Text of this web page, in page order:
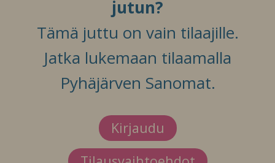
jutun?
Tämä juttu on vain tilaajille.
Jatka lukemaan tilaamalla
Pyhäjärven Sanomat.
Kirjaudu